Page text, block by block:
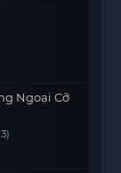
Ngoại Cỡ